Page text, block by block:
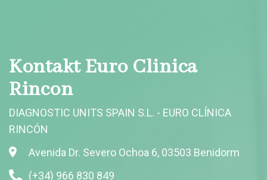
Kontakt Euro Clinica
Rincon
DIAGNOSTIC UNITS SPAIN S.L. - EURO CLÍNICA
RINCÓN
Avenida Dr. Severo Ochoa 6, 03503 Benidorm
(+34) 966 830 849